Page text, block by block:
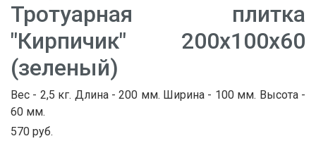
Тротуарная плитка
"Кирпичик" 200х100х60
(зеленый)
Вес - 2,5 кг. Длина - 200 мм. Ширина - 100 мм. Высота -
60 мм.
570 руб.